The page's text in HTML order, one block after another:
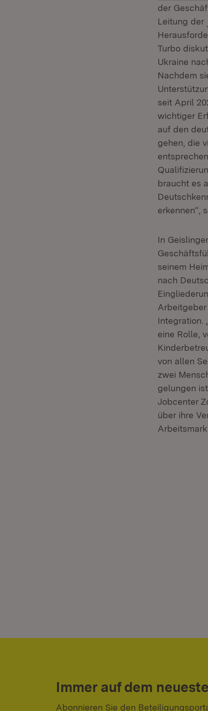
der
Leitung der
Turbo
Ukraine
Nachdem
seit April
wichtiger
auf den
gehen, die
braucht es
erkennen“,
In
seinem
nach
Integration.
eine Rolle,
von allen
zwei
gelungen
Jobcenter
über ihre
Immer auf dem
Abonnieren Sie den